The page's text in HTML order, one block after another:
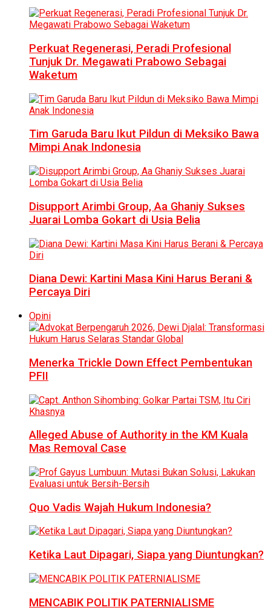
Perkuat Regenerasi, Peradi Profesional
Tunjuk Dr. Megawati Prabowo Sebagai
Waketum
Tim Garuda Baru Ikut Pildun di Meksiko Bawa
Mimpi Anak Indonesia
Disupport Arimbi Group, Aa Ghaniy Sukses
Juarai Lomba Gokart di Usia Belia
Diana Dewi: Kartini Masa Kini Harus Berani &
Percaya Diri
Opini
Menerka Trickle Down Effect Pembentukan
PFII
Alleged Abuse of Authority in the KM Kuala
Mas Removal Case
Quo Vadis Wajah Hukum Indonesia?
Ketika Laut Dipagari, Siapa yang Diuntungkan?
MENCABIK POLITIK PATERNIALISME